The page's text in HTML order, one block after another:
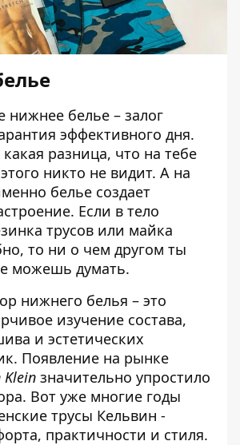
нижнее белье – залог
эффективного дня.
разница, что на тебе
никто не видит. А на
белье создает
Если в тело
трусов или майка
то ни о чем другом ты
можешь думать.
нижнего белья – это
изучение состава,
и эстетических
Появление на рынке
Klein значительно упростило
Вот уже многие годы
трусы Кельвин -
практичности и стиля.